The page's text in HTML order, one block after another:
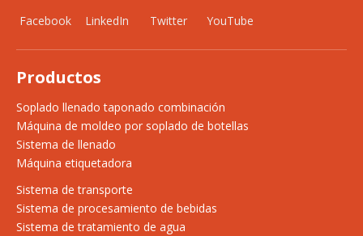
Facebook LinkedIn Twitter YouTube
Productos
Soplado llenado taponado combinación
Máquina de moldeo por soplado de botellas
Sistema de llenado
Máquina etiquetadora
Sistema de transporte
Sistema de procesamiento de bebidas
Sistema de tratamiento de agua